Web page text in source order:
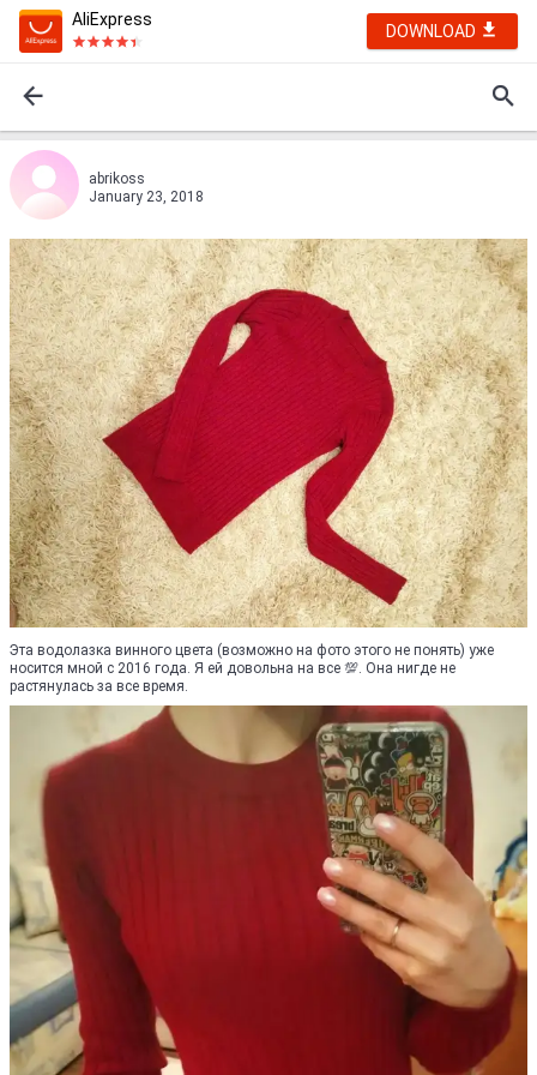
AliExpress
DOWNLOAD
abrikoss
January 23, 2018
Эта водолазка винного цвета (возможно на фото этого не понять) уже
носится мной с 2016 года. Я ей довольна на все 💯. Она нигде не
растянулась за все время.